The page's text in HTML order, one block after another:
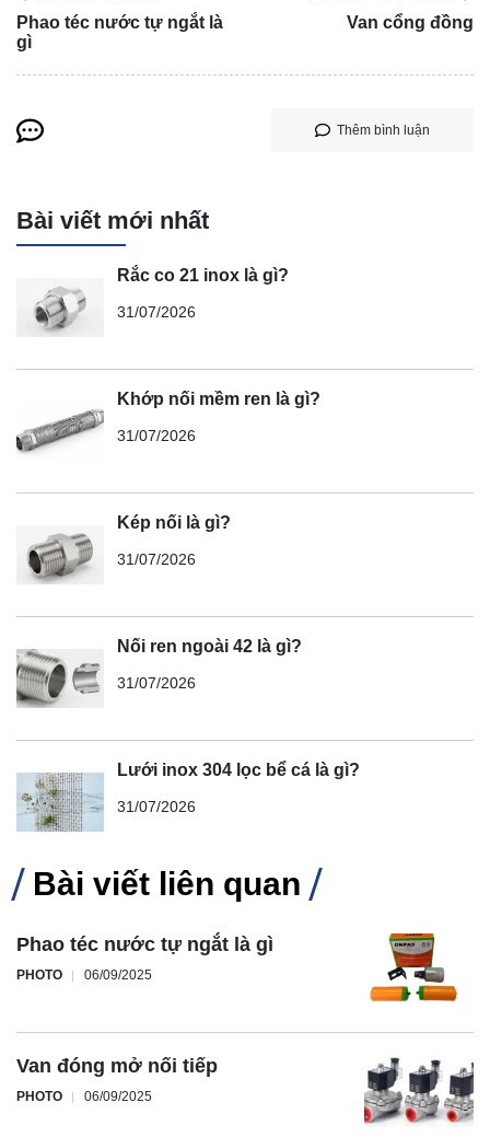
Phao téc nước tự ngắt là
gì
Van cổng đồng
Thêm bình luận
Bài viết mới nhất
Rắc co 21 inox là gì?
31/07/2026
Khớp nối mềm ren là gì?
31/07/2026
Kép nối là gì?
31/07/2026
Nối ren ngoài 42 là gì?
31/07/2026
Lưới inox 304 lọc bể cá là gì?
31/07/2026
Bài viết liên quan
Phao téc nước tự ngắt là gì
PHOTO 06/09/2025
Van đóng mở nối tiếp
PHOTO 06/09/2025